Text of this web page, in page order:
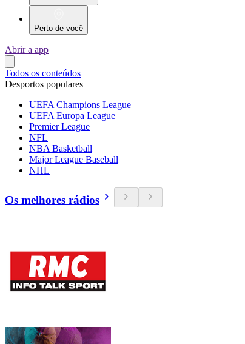
Perto de você
Abrir a app
Todos os conteúdos
Desportos populares
UEFA Champions League
UEFA Europa League
Premier League
NFL
NBA Basketball
Major League Baseball
NHL
Os melhores rádios